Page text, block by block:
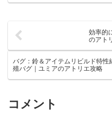
効率的
のアト
バグ：鈴＆アイテムリビルド特性
殖バグ｜ユミアのアトリエ攻略
コメント